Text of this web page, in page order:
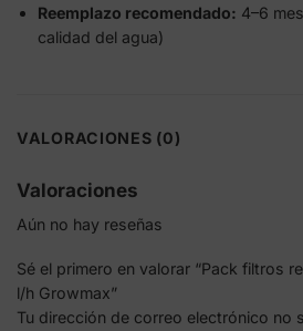
Reemplazo recomendado: 4–6
calidad del agua)
VALORACIONES (0)
Valoraciones
Aún no hay reseñas
Sé el primero en valorar “Pack filtros
l/h Growmax”
Tu dirección de correo electrónico no